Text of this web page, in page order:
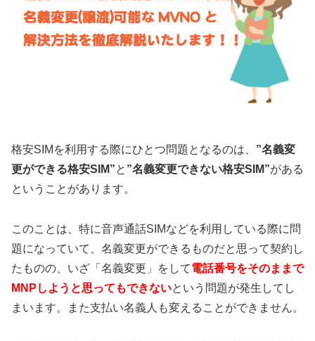
格安SIMを利用する際にひとつ問題となるのは、 ”名義変
更ができる格安SIM”と ”名義変更できない格安SIM”がある
ということがあります。
このことは、特に音声通話SIMなどを利用している際に問
題になっていて、名義変更ができるものだと思って契約し
たものの、いざ「名義変更」をして電話番号をそのままで
MNPしようと思ってもできないという問題が発生してし
まいます。また支払い名義人も変えることができません。